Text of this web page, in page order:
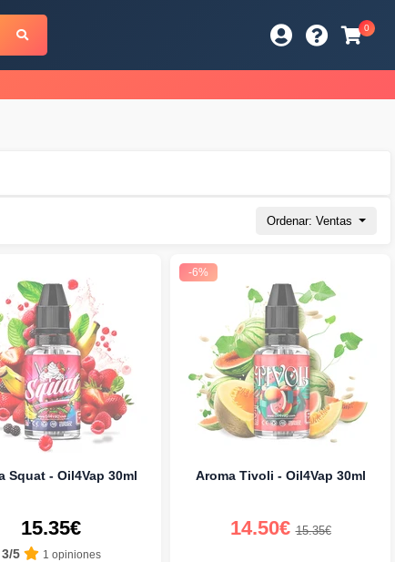
0
Ordenar: Ventas
Squat - Oil4Vap 30ml
15.35€
3/5 1 opiniones
-6%
Aroma Tivoli - Oil4Vap 30ml
14.50€15.35€